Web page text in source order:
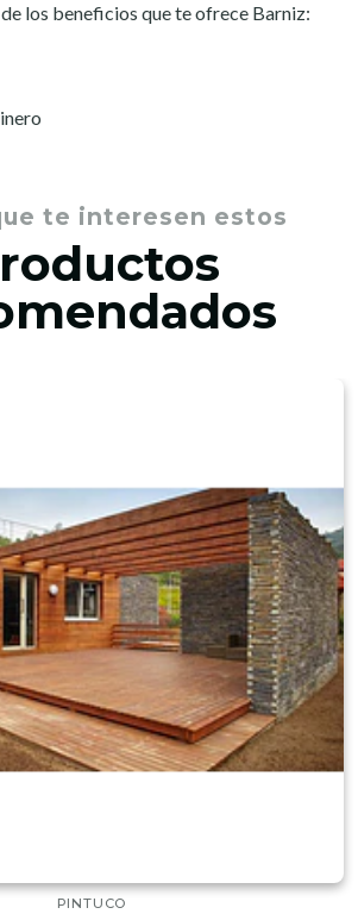
los beneficios que te ofrece Barniz:
te interesen estos
PINTUCO